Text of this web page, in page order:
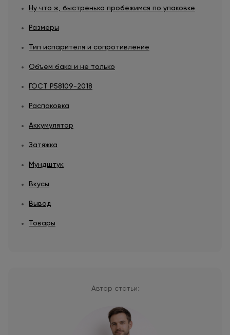
Ну что ж, быстренько пробежимся по упаковке
Размеры
Тип испарителя и сопротивление
Объем бака и не только
ГОСТ Р58109-2018
Распаковка
Аккумулятор
Затяжка
Мундштук
Вкусы
Вывод
Товары
Автор статьи: